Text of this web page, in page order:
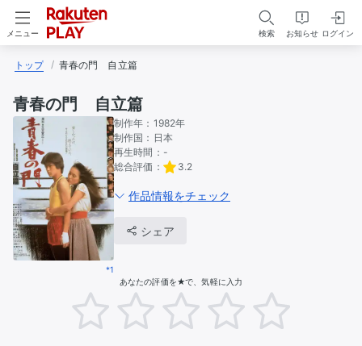
メニュー 検索 お知らせ ログイン
トップ 青春の門　自立篇
青春の門 自立篇
*1
制作年： 1982年
制作国： 日本
再生時間： -
総合評価：
3.2
作品情報をチェック
シェア
あなたの評価を★で、気軽に入力